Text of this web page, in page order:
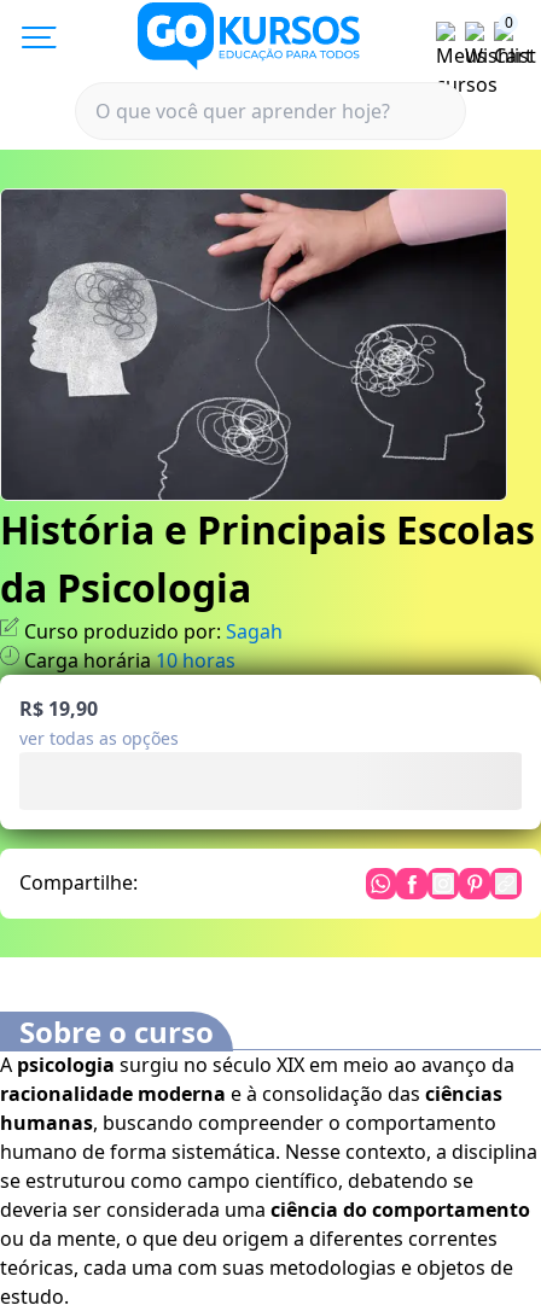
0
História e Principais Escolas
da Psicologia
Curso produzido por: Sagah
Carga horária10horas
R$ 19,90
ver todas as opções
Compartilhe:
Sobre o curso
A psicologia surgiu no século XIX em meio ao avanço da
racionalidade moderna e à consolidação das ciências
humanas, buscando compreender o comportamento
humano de forma sistemática. Nesse contexto, a disciplina
se estruturou como campo científico, debatendo se
deveria ser considerada uma ciência do comportamento
ou da mente, o que deu origem a diferentes correntes
teóricas, cada uma com suas metodologias e objetos de
estudo.